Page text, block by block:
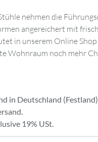
nehmen die
angereichert mit
in unserem Online
Wohnraum noch mehr
in Deutschland
.
19% USt.